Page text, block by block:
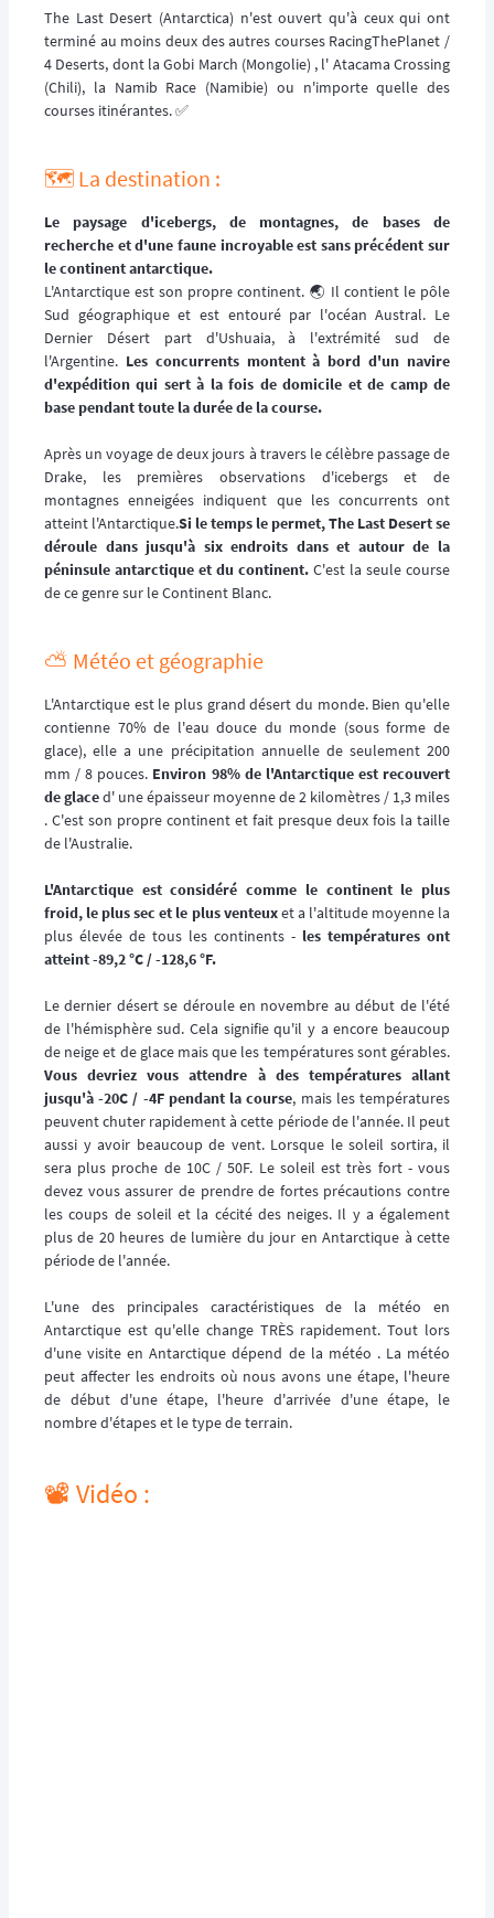
The Last Desert (Antarctica) n'est ouvert qu'à ceux qui ont
terminé au moins deux des autres courses RacingThePlanet /
4 Deserts, dont la Gobi March (Mongolie) , l' Atacama Crossing
(Chili), la Namib Race (Namibie) ou n'importe quelle des
courses itinérantes. ✅
🗺️ La destination :
Le paysage d'icebergs, de montagnes, de bases de
recherche et d'une faune incroyable est sans précédent sur
le continent antarctique.
L'Antarctique est son propre continent. 🌏 Il contient le pôle
Sud géographique et est entouré par l'océan Austral. Le
Dernier Désert part d'Ushuaia, à l'extrémité sud de
l'Argentine. Les concurrents montent à bord d'un navire
d'expédition qui sert à la fois de domicile et de camp de
base pendant toute la durée de la course.
Après un voyage de deux jours à travers le célèbre passage de
Drake, les premières observations d'icebergs et de
montagnes enneigées indiquent que les concurrents ont
atteint l'Antarctique.Si le temps le permet, The Last Desert se
déroule dans jusqu'à six endroits dans et autour de la
péninsule antarctique et du continent. C'est la seule course
de ce genre sur le Continent Blanc.
⛅️ Météo et géographie
L'Antarctique est le plus grand désert du monde. Bien qu'elle
contienne 70% de l'eau douce du monde (sous forme de
glace), elle a une précipitation annuelle de seulement 200
mm / 8 pouces. Environ 98% de l'Antarctique est recouvert
de glaced' une épaisseur moyenne de 2 kilomètres / 1,3 miles
. C'est son propre continent et fait presque deux fois la taille
de l'Australie.
L'Antarctique est considéré comme le continent le plus
froid, le plus sec et le plus venteuxet a l'altitude moyenne la
plus élevée de tous les continents - les températures ont
atteint -89,2 °C / -128,6 °F.
Le dernier désert se déroule en novembre au début de l'été
de l'hémisphère sud. Cela signifie qu'il y a encore beaucoup
de neige et de glace mais que les températures sont gérables.
Vous devriez vous attendre à des températures allant
jusqu'à -20C / -4F pendant la course, mais les températures
peuvent chuter rapidement à cette période de l'année. Il peut
aussi y avoir beaucoup de vent. Lorsque le soleil sortira, il
sera plus proche de 10C / 50F. Le soleil est très fort - vous
devez vous assurer de prendre de fortes précautions contre
les coups de soleil et la cécité des neiges. Il y a également
plus de 20 heures de lumière du jour en Antarctique à cette
période de l'année.
L'une des principales caractéristiques de la météo en
Antarctique est qu'elle change TRÈS rapidement. Tout lors
d'une visite en Antarctique dépend de la météo . La météo
peut affecter les endroits où nous avons une étape, l'heure
de début d'une étape, l'heure d'arrivée d'une étape, le
nombre d'étapes et le type de terrain.
📽️ Vidéo :